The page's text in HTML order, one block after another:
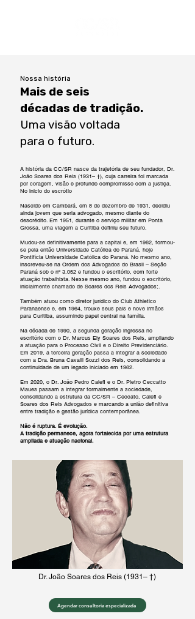
Nossa história
Mais de seis
décadas de tradição.
Uma visão voltada
para o futuro.
A história da CC/SR nasce da trajetória de seu fundador, Dr.
João Soares dos Reis (1931– †), cuja carreira foi marcada
por coragem, visão e profundo compromisso com a justiça.
No inicio do escrótio
Nascido em Cambará, em 8 de dezembro de 1931, decidiu
ainda jovem que seria advogado, mesmo diante do
descrédito. Em 1951, durante o serviço militar em Ponta
Grossa, uma viagem a Curitiba definiu seu futuro.
Mudou-se definitivamente para a capital e, em 1962, formou-
se pela então Universidade Católica do Paraná, hoje
Pontifícia Universidade Católica do Paraná. No mesmo ano,
inscreveu-se na Ordem dos Advogados do Brasil – Seção
Paraná sob o nº 3.052 e fundou o escritório, com forte
atuação trabalhista. Nesse mesmo ano, fundou o escritório,
inicialmente chamado de Soares dos Reis Advogados;.
Também atuou como diretor jurídico do Club Athletico
Paranaense e, em 1964, trouxe seus pais e nove irmãos
para Curitiba, assumindo papel central na família.
Na década de 1990, a segunda geração ingressa no
escritório com o Dr. Marcus Ely Soares dos Reis, ampliando
a atuação para o Processo Civil e o Direito Previdenciário.
Em 2019, a terceira geração passa a integrar a sociedade
com a Dra. Bruna Cavalli Sozzi dos Reis, consolidando a
continuidade de um legado iniciado em 1962.
Em 2020, o Dr. João Pedro Calefi e o Dr. Pietro Ceccatto
Maues passam a integrar formalmente a sociedade,
consolidando a estrutura da CC/SR – Ceccato, Calefi e
Soares dos Reis Advogados e marcando a união definitiva
entre tradição e gestão jurídica contemporânea.
Não é ruptura. É evolução.
A tradição permanece, agora fortalecida por uma estrutura
ampliada e atuação nacional.
Dr. João Soares dos Reis (1931– †)
Agendar consultoria especializada